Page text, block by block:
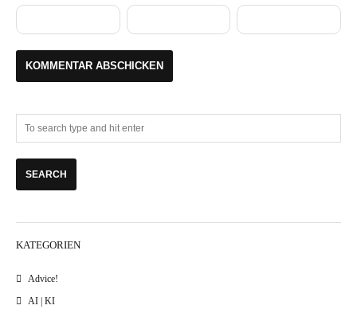
KATEGORIEN
Advice!
AI | KI